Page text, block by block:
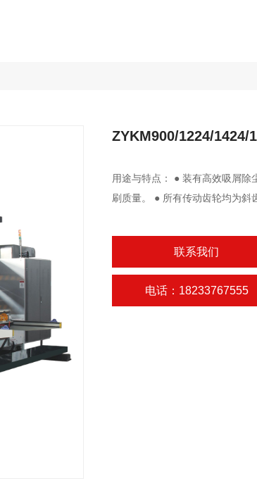
ZYKM900/1224/1424/
用途与特点： ● 装有高效吸屑除
刷质量。 ● 所有传动齿轮均为斜
联系我们
电话：18233767555